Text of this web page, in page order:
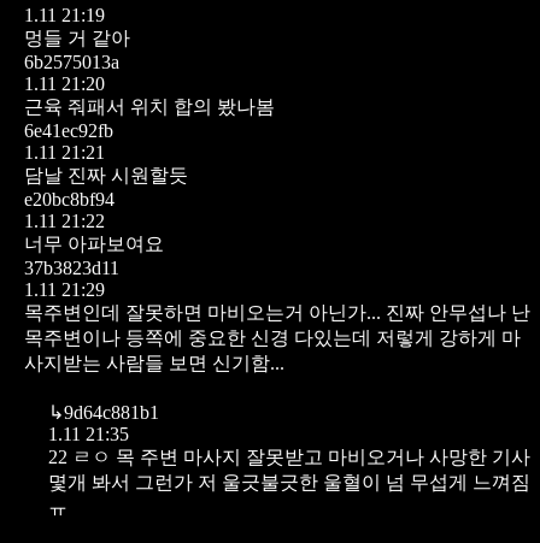
1.11 21:19
멍들 거 같아
6b2575013a
1.11 21:20
근육 줘패서 위치 합의 봤나봄
6e41ec92fb
1.11 21:21
담날 진짜 시원할듯
e20bc8bf94
1.11 21:22
너무 아파보여요
37b3823d11
1.11 21:29
목주변인데 잘못하면 마비오는거 아닌가... 진짜 안무섭나 난
목주변이나 등쪽에 중요한 신경 다있는데 저렇게 강하게 마
사지받는 사람들 보면 신기함...
↳9d64c881b1
1.11 21:35
22 ㄹㅇ 목 주변 마사지 잘못받고 마비오거나 사망한 기사
몇개 봐서 그런가 저 울긋불긋한 울혈이 넘 무섭게 느껴짐
ㅠ